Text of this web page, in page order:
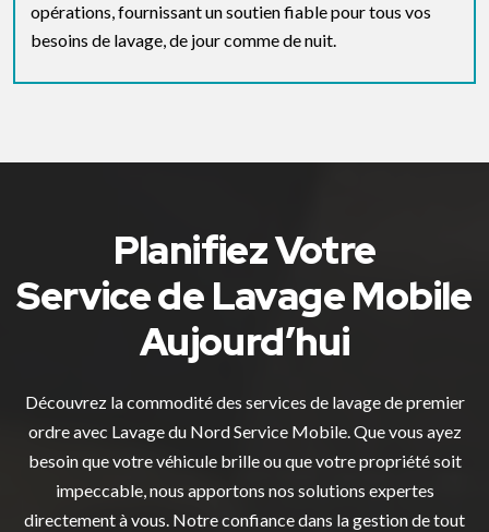
opérations, fournissant un soutien fiable pour tous vos
besoins de lavage, de jour comme de nuit.
Planifiez Votre
Service de Lavage Mobile
Aujourd’hui
Découvrez la commodité des services de lavage de premier
ordre avec Lavage du Nord Service Mobile. Que vous ayez
besoin que votre véhicule brille ou que votre propriété soit
impeccable, nous apportons nos solutions expertes
directement à vous. Notre confiance dans la gestion de tout